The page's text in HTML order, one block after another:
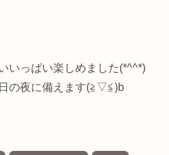
いっぱい楽しめました(*^^*)
の夜に備えます(≧▽≦)b